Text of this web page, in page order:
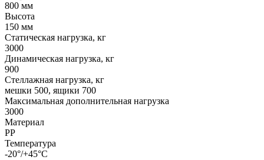
800 мм
Высота
150 мм
Статическая нагрузка, кг
3000
Динамическая нагрузка, кг
900
Стеллажная нагрузка, кг
мешки 500, ящики 700
Максимальная дополнительная нагрузка
3000
Материал
PP
Температура
-20°/+45°С